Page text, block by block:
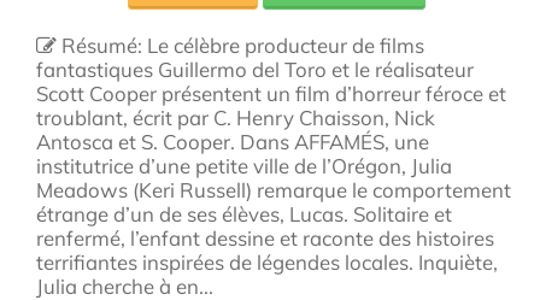
Résumé: Le célèbre producteur de films
fantastiques Guillermo del Toro et le réalisateur
Scott Cooper présentent un film d’horreur féroce et
troublant, écrit par C. Henry Chaisson, Nick
Antosca et S. Cooper. Dans AFFAMÉS, une
institutrice d’une petite ville de l’Orégon, Julia
Meadows (Keri Russell) remarque le comportement
étrange d’un de ses élèves, Lucas. Solitaire et
renfermé, l’enfant dessine et raconte des histoires
terrifiantes inspirées de légendes locales. Inquiète,
Julia cherche à en...